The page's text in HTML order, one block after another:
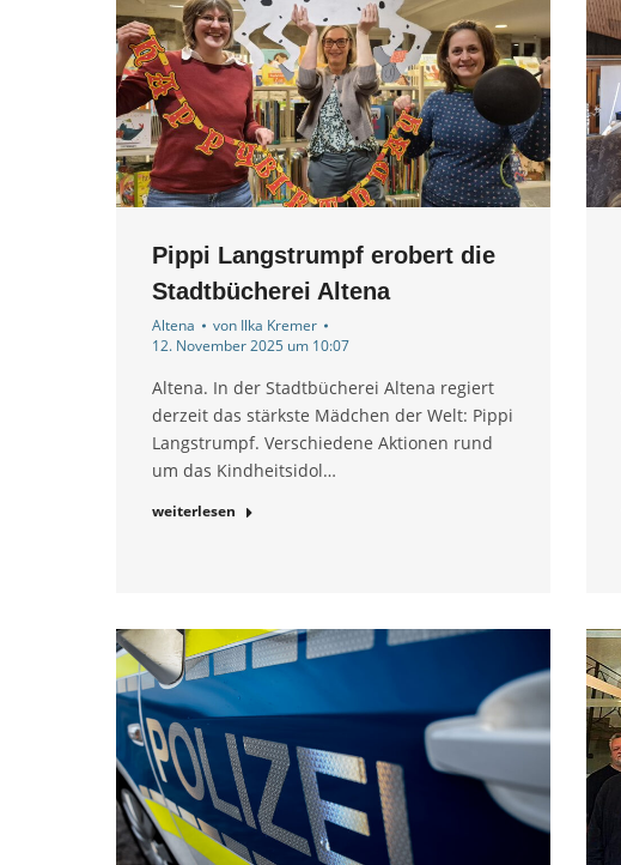
Pippi Langstrumpf erobert die
Stadtbücherei Altena
Altena von Ilka Kremer
12. November 2025 um 10:07
Altena. In der Stadtbücherei Altena regiert
derzeit das stärkste Mädchen der Welt: Pippi
Langstrumpf. Verschiedene Aktionen rund
um das Kindheitsidol…
weiterlesen